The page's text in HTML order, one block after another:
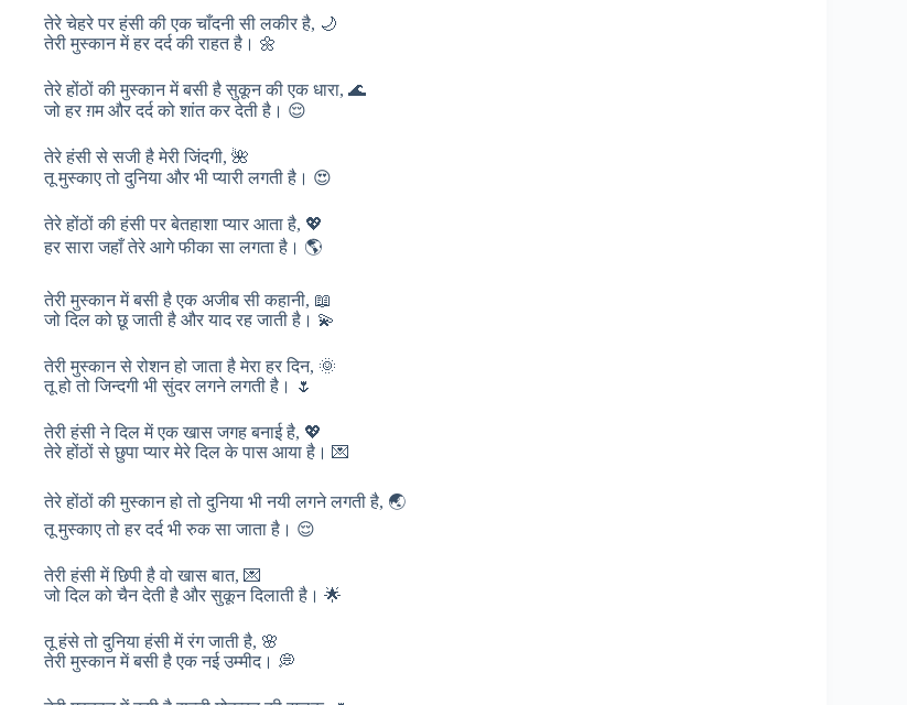
तेरे चेहरे पर हंसी की एक चाँदनी सी लकीर है, 🌙
तेरी मुस्कान में हर दर्द की राहत है। 🌼
तेरे होंठों की मुस्कान में बसी है सुकून की एक धारा, 🌊
जो हर ग़म और दर्द को शांत कर देती है। 😌
तेरे हंसी से सजी है मेरी जिंदगी, 🌺
तू मुस्काए तो दुनिया और भी प्यारी लगती है। 😍
तेरे होंठों की हंसी पर बेतहाशा प्यार आता है, 💖
हर सारा जहाँ तेरे आगे फीका सा लगता है। 🌎
तेरी मुस्कान में बसी है एक अजीब सी कहानी, 📖
जो दिल को छू जाती है और याद रह जाती है। 💫
तेरी मुस्कान से रोशन हो जाता है मेरा हर दिन, 🌞
तू हो तो जिन्दगी भी सुंदर लगने लगती है। 🌷
तेरी हंसी ने दिल में एक खास जगह बनाई है, 💖
तेरे होंठों से छुपा प्यार मेरे दिल के पास आया है। 💌
तेरे होंठों की मुस्कान हो तो दुनिया भी नयी लगने लगती है, 🌏
तू मुस्काए तो हर दर्द भी रुक सा जाता है। 😌
तेरी हंसी में छिपी है वो खास बात, 💌
जो दिल को चैन देती है और सुकून दिलाती है। 🌟
तू हंसे तो दुनिया हंसी में रंग जाती है, 🌸
तेरी मुस्कान में बसी है एक नई उम्मीद। 💭